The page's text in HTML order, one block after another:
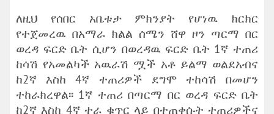
ለዚህ የሰበር አቤቱታ ምክንያት የሆነዉ ክርክር
የተጀመረዉ በአማራ ክልል ሰሜን ሸዋ ዞን ጣርማ በር
ወረዳ ፍርድ ቤት ሲሆን በወረዳዉ ፍርድ ቤት 1ኛ ተጠሪ
ከሳሽ የአመልካች አዉራሽ ሟች አቶ ይልማ ወልደአብና
ከ2ኛ እስከ 4ኛ ተጠሪዎች ደግሞ ተከሳሽ በመሆን
ተከራክረዋል፡፡ 1ኛ ተጠሪ በጣርማ በር ወረዳ ፍርድ ቤት
ከ2ኛ እስከ 4ኛ ተራ ቁጥር ላይ በተጠቀሱት ተጠሪዎችና